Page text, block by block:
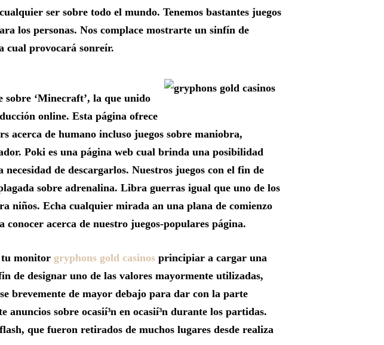
ser sobre todo el mundo. Tenemos bastantes juegos
los personas. Nos complace mostrarte un sinfín de
cual provocará sonreír.
‘Minecraft’, la que unido
online. Esta página ofrece
acerca de humano incluso juegos sobre maniobra,
Poki es una página web cual brinda una posibilidad
de descargarlos. Nuestros juegos con el fin de
sobre adrenalina. Libra guerras igual que uno de los
niños. Echa cualquier mirada an una plana de comienzo
acerca de nuestro juegos-populares página.
tu monitor gryphons gold casinos principiar a cargar una
de designar uno de las valores mayormente utilizadas,
brevemente de mayor debajo para dar con la parte
anuncios sobre ocasií³n en ocasií³n durante los partidas.
que fueron retirados de muchos lugares desde realiza